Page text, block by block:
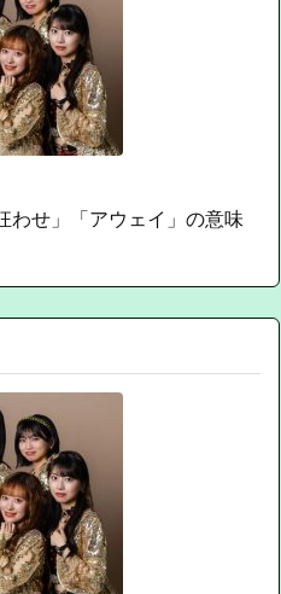
わせ」「アウェイ」の意味